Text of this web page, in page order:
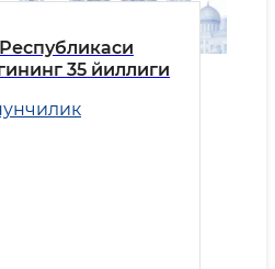
35 йиллиги